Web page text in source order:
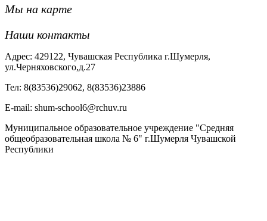
Мы на карте
Наши контакты
Адрес: 429122, Чувашская Республика г.Шумерля,
ул.Черняховского,д.27
Тел: 8(83536)29062, 8(83536)23886
Е-mail: shum-school6@rchuv.ru
Муниципальное образовательное учреждение "Средняя
общеобразовательная школа № 6" г.Шумерля Чувашской
Республики